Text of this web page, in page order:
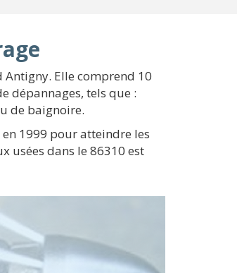
Antigny. Elle comprend 10
dépannages, tels que :
de baignoire.
1999 pour atteindre les
usées dans le 86310 est